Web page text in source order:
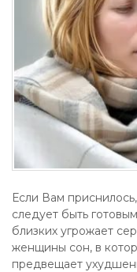
Если Вам
следует быть
близких угрожает
женщины сон, в
предвещает